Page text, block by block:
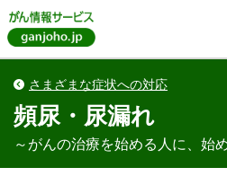
さまざまな症状への対応
頻尿・尿漏れ
～がんの治療を始める人に、始